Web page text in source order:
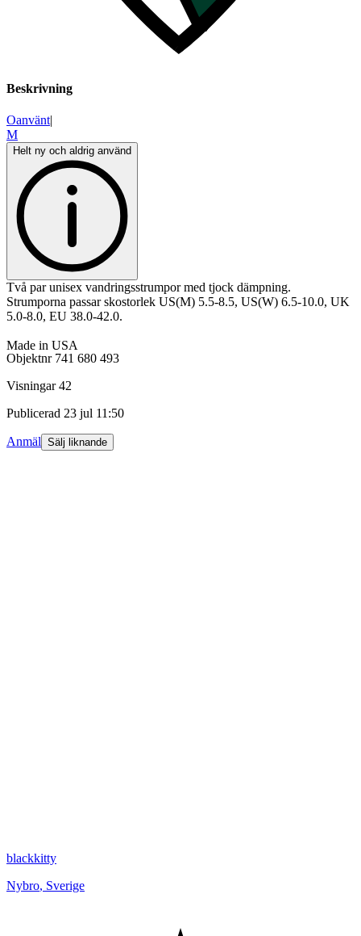
Beskrivning
Oanvänt|
M
Helt ny och aldrig använd
Två par unisex vandringsstrumpor med tjock dämpning.
Strumporna passar skostorlek US(M) 5.5-8.5, US(W) 6.5-10.0, UK
5.0-8.0, EU 38.0-42.0.
Made in USA
Objektnr 741 680 493
Visningar 42
Publicerad 23 jul 11:50
Anmäl Sälj liknande
blackkitty
Nybro, Sverige